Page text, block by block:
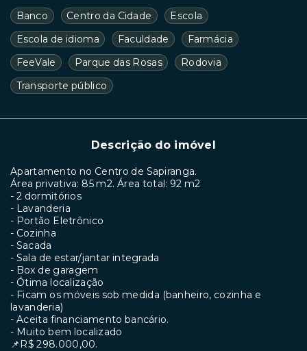
Banco Centro da Cidade
Escola
Escola de idioma
Faculdade
Farmácia
FeeVale
Parque das Rosas
Rodovia
Transporte público
Descrição do imóvel
Apartamento no Centro de Sapiranga.
Área privativa: 85 m2. Área total: 92 m2
- 2 dormitórios
- Lavanderia
- Portão Eletrônico
- Cozinha
- Sacada
- Sala de estar/jantar integrada
- Box de garagem
- ⁠Ótima localização
- ⁠Ficam os móveis sob medida (banheiro, cozinha e
lavanderia)
- ⁠Aceita financiamento bancário.
- ⁠Muito bem localizado
📌R$ 298.000,00.